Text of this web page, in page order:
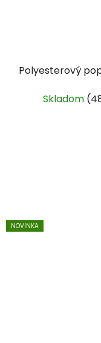
Polyesterový
Skladom
NOVINKA